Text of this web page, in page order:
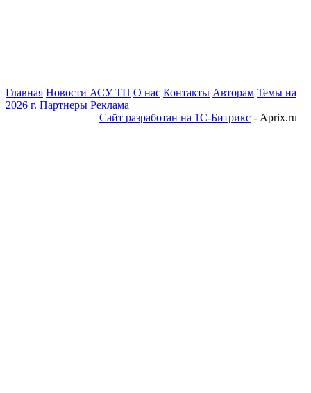
Главная Новости АСУ ТП О нас Контакты Авторам Темы на
2026 г. Партнеры Реклама
Сайт разработан на 1С-Битрикс - Aprix.ru